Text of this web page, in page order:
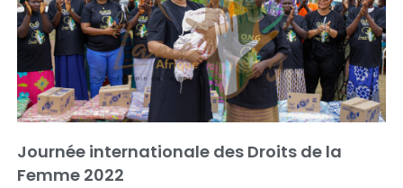
Journée internationale des Droits de la
Femme 2022